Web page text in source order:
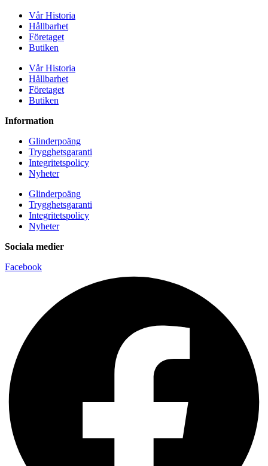
Vår Historia
Hållbarhet
Företaget
Butiken
Vår Historia
Hållbarhet
Företaget
Butiken
Information
Glinderpoäng
Trygghetsgaranti
Integritetspolicy
Nyheter
Glinderpoäng
Trygghetsgaranti
Integritetspolicy
Nyheter
Sociala medier
Facebook